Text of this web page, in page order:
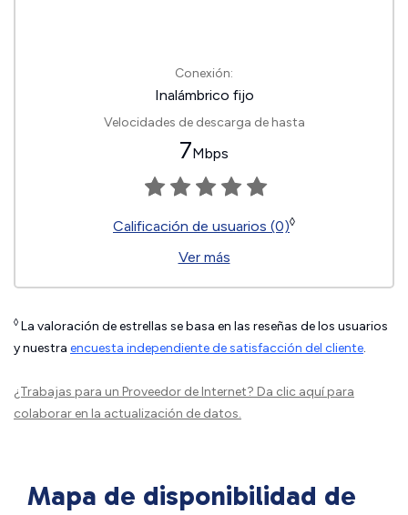
Conexión:
Inalámbrico fijo
Velocidades de descarga de hasta
7Mbps
Calificación de usuarios (0)◊
Ver más
◊ La valoración de estrellas se basa en las reseñas de los usuarios
y nuestra encuesta independiente de satisfacción del cliente.
¿Trabajas para un Proveedor de Internet? Da clic aquípara
colaborar en la actualización de datos.
Mapa de disponibilidad de